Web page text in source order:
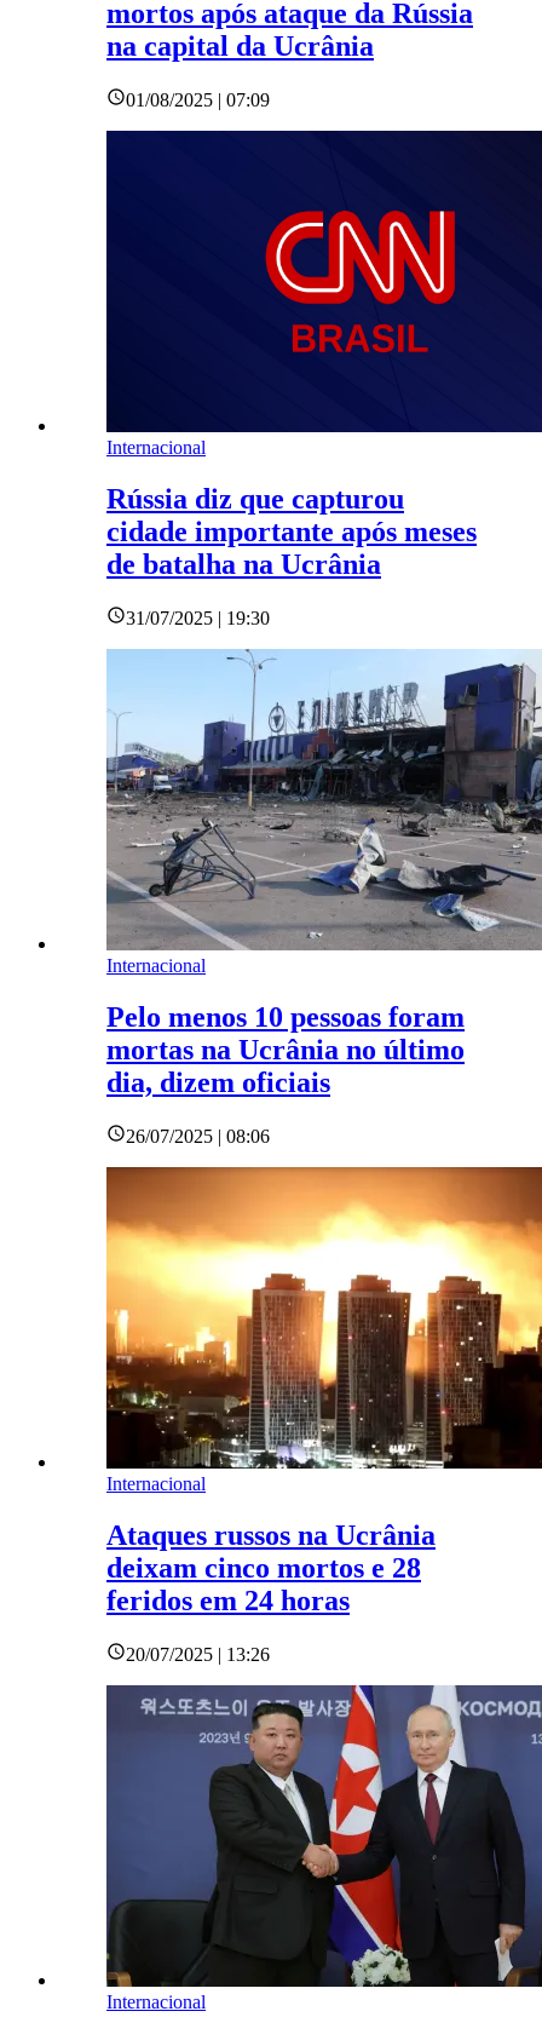
mortos após ataque da Rússia
na capital da Ucrânia
01/08/2025 | 07:09
Internacional
Rússia diz que capturou
cidade importante após meses
de batalha na Ucrânia
31/07/2025 | 19:30
Internacional
Pelo menos 10 pessoas foram
mortas na Ucrânia no último
dia, dizem oficiais
26/07/2025 | 08:06
Internacional
Ataques russos na Ucrânia
deixam cinco mortos e 28
feridos em 24 horas
20/07/2025 | 13:26
Internacional